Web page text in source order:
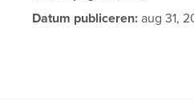
Datum publiceren: aug 31,